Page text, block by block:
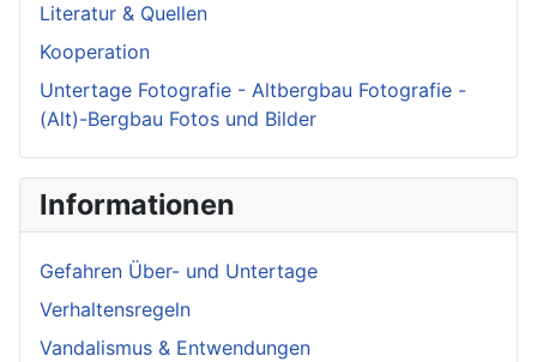
Literatur & Quellen
Kooperation
Untertage Fotografie - Altbergbau Fotografie -
(Alt)-Bergbau Fotos und Bilder
Informationen
Gefahren Über- und Untertage
Verhaltensregeln
Vandalismus & Entwendungen